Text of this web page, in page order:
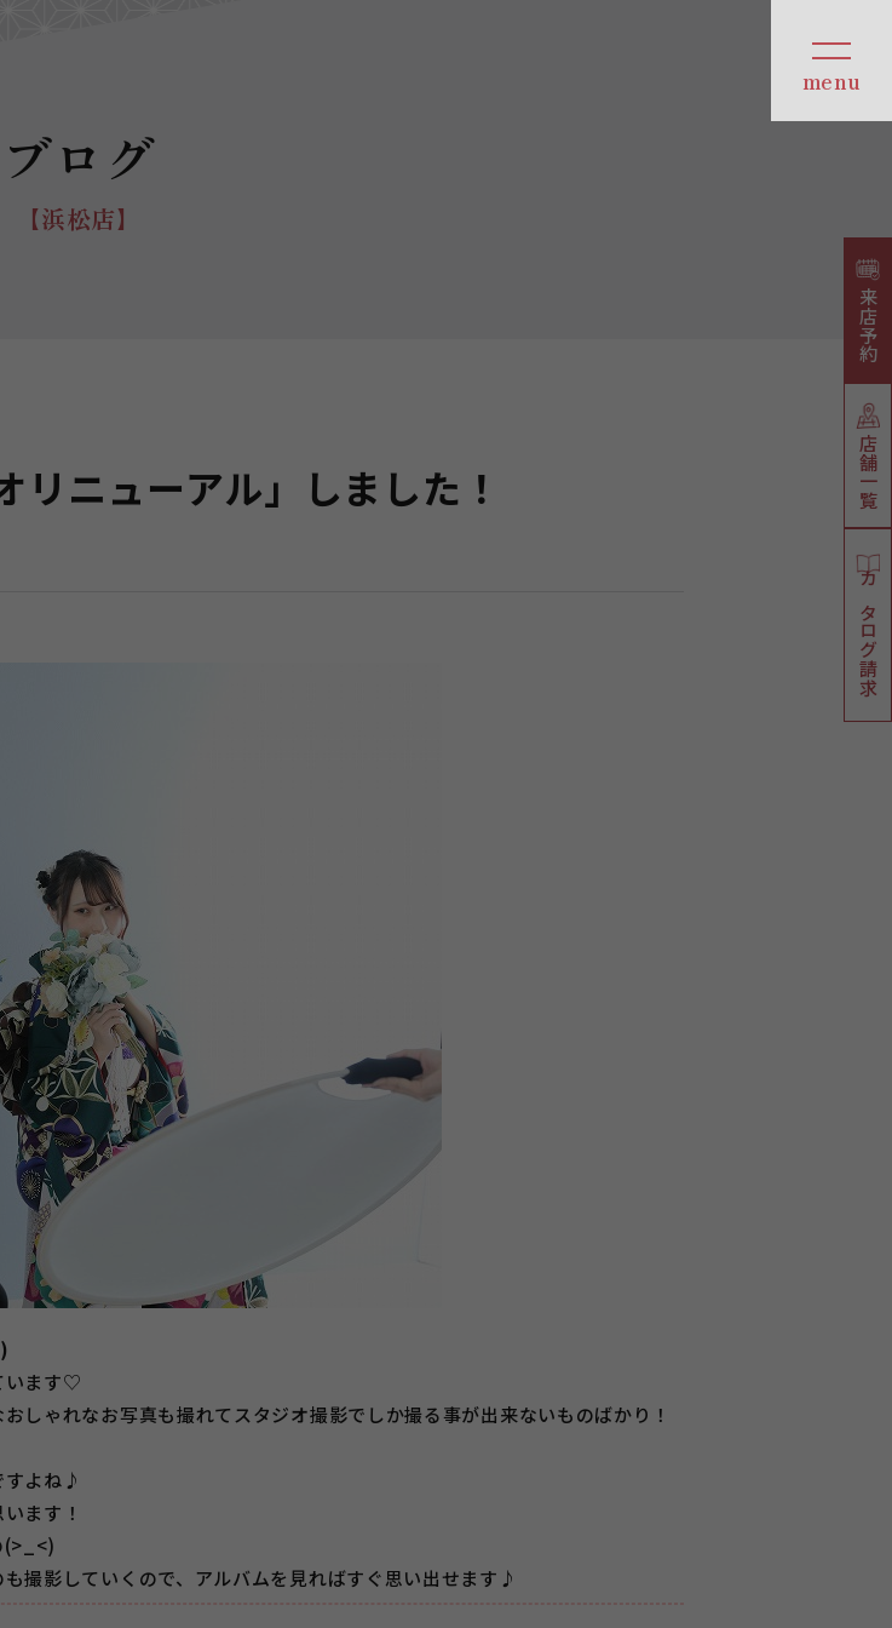
ブログ
【浜松店】
ニューアル」しました！
います♡
しゃれなお写真も撮れてスタジオ撮影でしか撮る事が出来ないものばかり！
すよね♪
ます！
(>_<)
撮影していくので、アルバムを見ればすぐ思い出せます♪
来店予約
店舗一覧
カタログ請求